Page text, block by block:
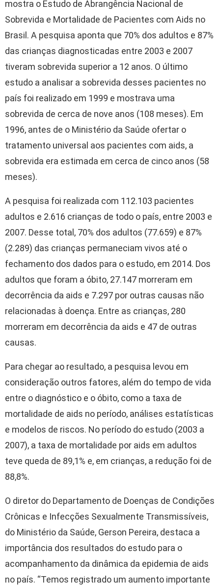
mostra o Estudo de Abrangência Nacional de
Sobrevida e Mortalidade de Pacientes com Aids no
Brasil. A pesquisa aponta que 70% dos adultos e 87%
das crianças diagnosticadas entre 2003 e 2007
tiveram sobrevida superior a 12 anos. O último
estudo a analisar a sobrevida desses pacientes no
país foi realizado em 1999 e mostrava uma
sobrevida de cerca de nove anos (108 meses). Em
1996, antes de o Ministério da Saúde ofertar o
tratamento universal aos pacientes com aids, a
sobrevida era estimada em cerca de cinco anos (58
meses).
A pesquisa foi realizada com 112.103 pacientes
adultos e 2.616 crianças de todo o país, entre 2003 e
2007. Desse total, 70% dos adultos (77.659) e 87%
(2.289) das crianças permaneciam vivos até o
fechamento dos dados para o estudo, em 2014. Dos
adultos que foram a óbito, 27.147 morreram em
decorrência da aids e 7.297 por outras causas não
relacionadas à doença. Entre as crianças, 280
morreram em decorrência da aids e 47 de outras
causas.
Para chegar ao resultado, a pesquisa levou em
consideração outros fatores, além do tempo de vida
entre o diagnóstico e o óbito, como a taxa de
mortalidade de aids no período, análises estatísticas
e modelos de riscos. No período do estudo (2003 a
2007), a taxa de mortalidade por aids em adultos
teve queda de 89,1% e, em crianças, a redução foi de
88,8%.
O diretor do Departamento de Doenças de Condições
Crônicas e Infecções Sexualmente Transmissíveis,
do Ministério da Saúde, Gerson Pereira, destaca a
importância dos resultados do estudo para o
acompanhamento da dinâmica da epidemia de aids
no país. “Temos registrado um aumento importante